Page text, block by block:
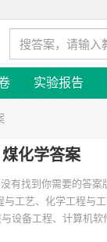
实验报告
煤化学答案
有找到你需要的答案
与工艺、化学工程与
设备工程、计算机